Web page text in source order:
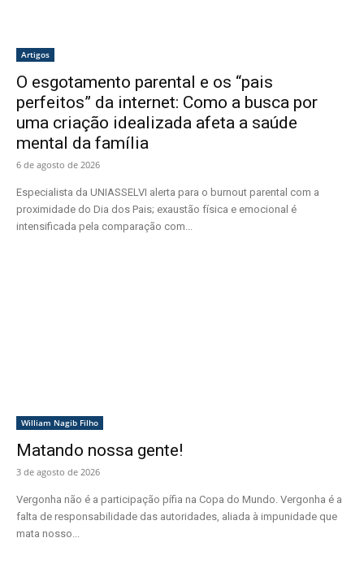
Artigos
O esgotamento parental e os “pais
perfeitos” da internet: Como a busca por
uma criação idealizada afeta a saúde
mental da família
6 de agosto de 2026
Especialista da UNIASSELVI alerta para o burnout parental com a
proximidade do Dia dos Pais; exaustão física e emocional é
intensificada pela comparação com...
William Nagib Filho
Matando nossa gente!
3 de agosto de 2026
Vergonha não é a participação pífia na Copa do Mundo. Vergonha é a
falta de responsabilidade das autoridades, aliada à impunidade que
mata nosso...